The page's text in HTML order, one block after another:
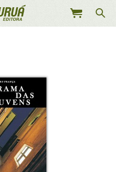
MEU